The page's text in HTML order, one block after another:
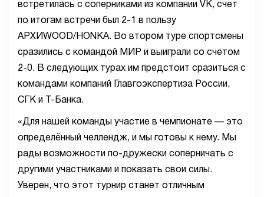
встретилась с соперниками из компании VK, счет
по итогам встречи был 2-1 в пользу
АРХИWOOD/HONKA. Во втором туре спортсмены
сразились с командой МИР и выиграли со счетом
2-0. В следующих турах им предстоит сразиться с
командами компаний Главгоэкспертиза России,
СГК и Т-Банка.
«Для нашей команды участие в чемпионате — это
определённый челлендж, и мы готовы к нему. Мы
рады возможности по-дружески соперничать с
другими участниками и показать свои силы.
Уверен, что этот турнир станет отличным